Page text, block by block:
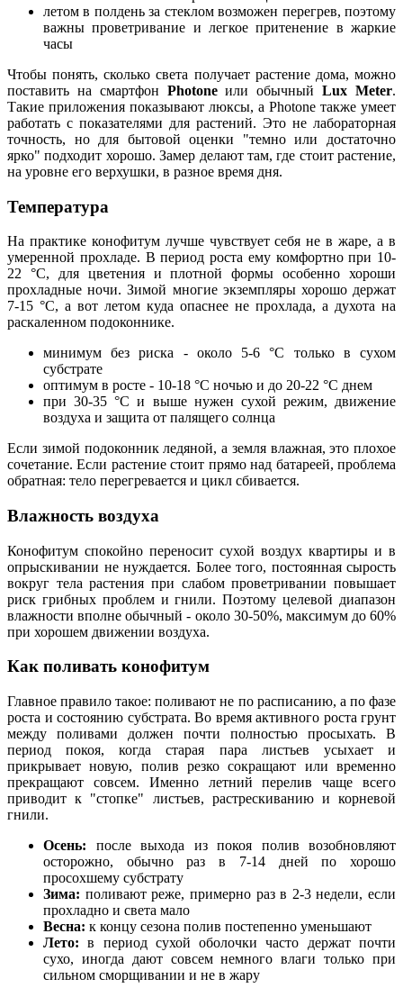
летом в полдень за стеклом возможен перегрев, поэтому
важны проветривание и легкое притенение в жаркие
часы
Чтобы понять, сколько света получает растение дома, можно
поставить на смартфон Photoneили обычныйLux Meter.
Такие приложения показывают люксы, а Photone также умеет
работать с показателями для растений. Это не лабораторная
точность, но для бытовой оценки "темно или достаточно
ярко" подходит хорошо. Замер делают там, где стоит растение,
на уровне его верхушки, в разное время дня.
Температура
На практике конофитум лучше чувствует себя не в жаре, а в
умеренной прохладе. В период роста ему комфортно при 10-
22 °C, для цветения и плотной формы особенно хороши
прохладные ночи. Зимой многие экземпляры хорошо держат
7-15 °C, а вот летом куда опаснее не прохлада, а духота на
раскаленном подоконнике.
минимум без риска - около 5-6 °C только в сухом
субстрате
оптимум в росте - 10-18 °C ночью и до 20-22 °C днем
при 30-35 °C и выше нужен сухой режим, движение
воздуха и защита от палящего солнца
Если зимой подоконник ледяной, а земля влажная, это плохое
сочетание. Если растение стоит прямо над батареей, проблема
обратная: тело перегревается и цикл сбивается.
Влажность воздуха
Конофитум спокойно переносит сухой воздух квартиры и в
опрыскивании не нуждается. Более того, постоянная сырость
вокруг тела растения при слабом проветривании повышает
риск грибных проблем и гнили. Поэтому целевой диапазон
влажности вполне обычный - около 30-50%, максимум до 60%
при хорошем движении воздуха.
Как поливать конофитум
Главное правило такое: поливают не по расписанию, а по фазе
роста и состоянию субстрата. Во время активного роста грунт
между поливами должен почти полностью просыхать. В
период покоя, когда старая пара листьев усыхает и
прикрывает новую, полив резко сокращают или временно
прекращают совсем. Именно летний перелив чаще всего
приводит к "стопке" листьев, растрескиванию и корневой
гнили.
Осень: после выхода из покоя полив возобновляют
осторожно, обычно раз в 7-14 дней по хорошо
просохшему субстрату
Зима: поливают реже, примерно раз в 2-3 недели, если
прохладно и света мало
Весна: к концу сезона полив постепенно уменьшают
Лето: в период сухой оболочки часто держат почти
сухо, иногда дают совсем немного влаги только при
сильном сморщивании и не в жару